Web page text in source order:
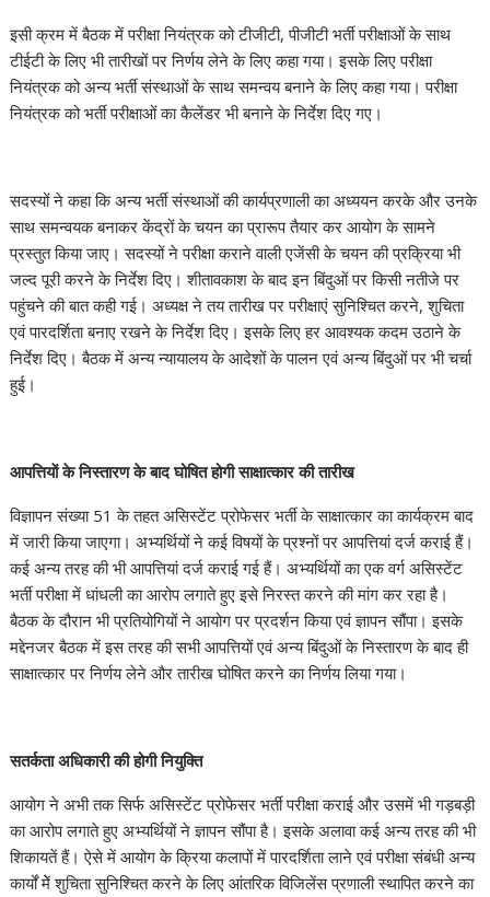
इसी क्रम में बैठक में परीक्षा नियंत्रक को टीजीटी, पीजीटी भर्ती परीक्षाओं के साथ
टीईटी के लिए भी तारीखों पर निर्णय लेने के लिए कहा गया। इसके लिए परीक्षा
नियंत्रक को अन्य भर्ती संस्थाओं के साथ समन्वय बनाने के लिए कहा गया। परीक्षा
नियंत्रक को भर्ती परीक्षाओं का कैलेंडर भी बनाने के निर्देश दिए गए।
सदस्यों ने कहा कि अन्य भर्ती संस्थाओं की कार्यप्रणाली का अध्ययन करके और उनके
साथ समन्वयक बनाकर केंद्रों के चयन का प्रारूप तैयार कर आयोग के सामने
प्रस्तुत किया जाए। सदस्यों ने परीक्षा कराने वाली एजेंसी के चयन की प्रक्रिया भी
जल्द पूरी करने के निर्देश दिए। शीतावकाश के बाद इन बिंदुओं पर किसी नतीजे पर
पहुंचने की बात कही गई। अध्यक्ष ने तय तारीख पर परीक्षाएं सुनिश्चित करने, शुचिता
एवं पारदर्शिता बनाए रखने के निर्देश दिए। इसके लिए हर आवश्यक कदम उठाने के
निर्देश दिए। बैठक में अन्य न्यायालय के आदेशों के पालन एवं अन्य बिंदुओं पर भी चर्चा
हुई।
आपत्तियाें के निस्तारण के बाद घोषित होगी साक्षात्कार की तारीख
विज्ञापन संख्या 51 के तहत असिस्टेंट प्रोफेसर भर्ती के साक्षात्कार का कार्यक्रम बाद
में जारी किया जाएगा। अभ्यर्थियों ने कई विषयों के प्रश्नों पर आपत्तियां दर्ज कराई हैं।
कई अन्य तरह की भी आपत्तियां दर्ज कराई गई हैं। अभ्यर्थियों का एक वर्ग असिस्टेंट
भर्ती परीक्षा में धांधली का आरोप लगाते हुए इसे निरस्त करने की मांग कर रहा है।
बैठक के दौरान भी प्रतियोगियों ने आयोग पर प्रदर्शन किया एवं ज्ञापन सौंपा। इसके
मद्देनजर बैठक में इस तरह की सभी आपत्तियों एवं अन्य बिंदुओं के निस्तारण के बाद ही
साक्षात्कार पर निर्णय लेने और तारीख घोषित करने का निर्णय लिया गया।
सतर्कता अधिकारी की होगी नियुक्ति
आयोग ने अभी तक सिर्फ असिस्टेंट प्रोफेसर भर्ती परीक्षा कराई और उसमें भी गड़बड़ी
का आरोप लगाते हुए अभ्यर्थियों ने ज्ञापन सौंपा है। इसके अलावा कई अन्य तरह की भी
शिकायतें हैं। ऐसे में आयोग के क्रिया कलापों में पारदर्शिता लाने एवं परीक्षा संबंधी अन्य
कार्यों मेें शुचिता सुनिश्चित करने के लिए आंतरिक विजिलेंस प्रणाली स्थापित करने का